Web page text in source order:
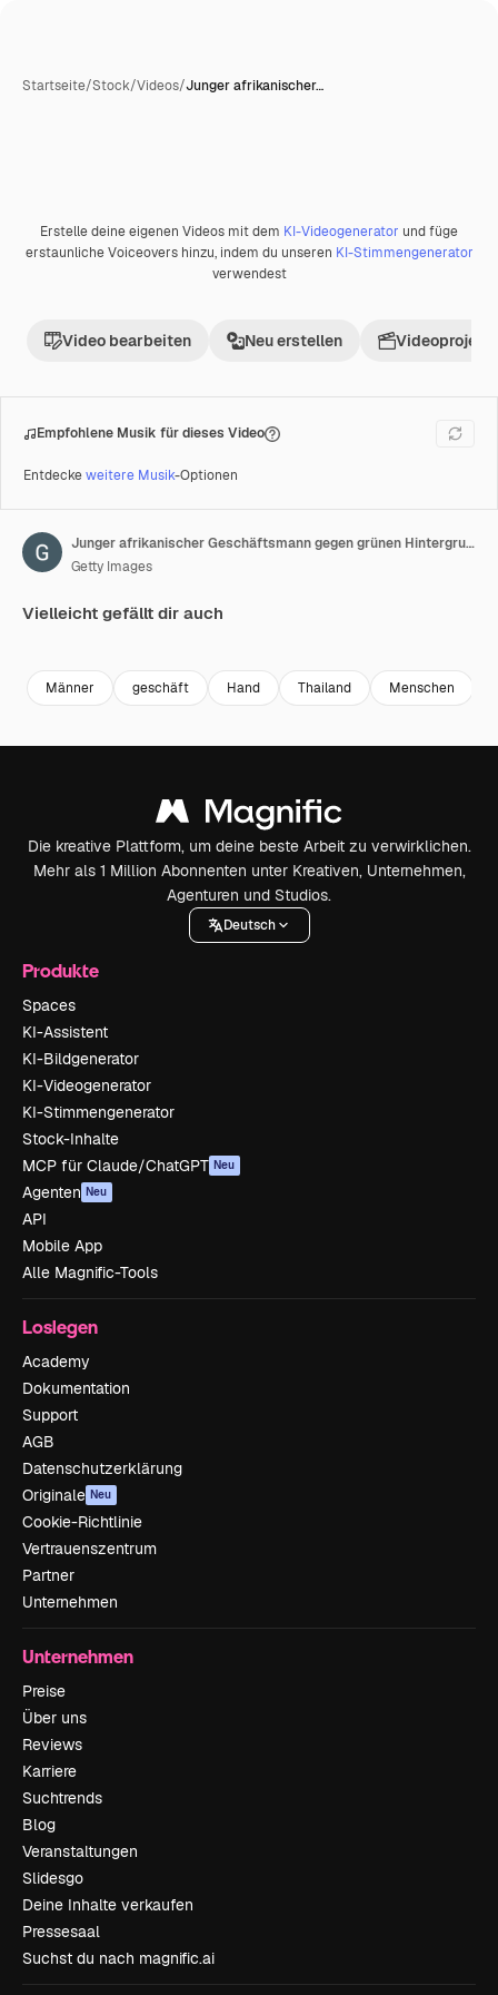
Startseite/Stock/Videos/Junger afrikanischer…
Premium
Erstelle deine eigenen Videos mit dem KI-Videogenerator und füge
erstaunliche Voiceovers hinzu, indem du unseren KI-Stimmengenerator
verwendest
Video bearbeiten Neu erstellen Videoprojekt
Empfohlene Musik für dieses Video
Entdeckeweitere Musik-Optionen
Junger afrikanischer Geschäftsmann gegen grünen Hintergrund
Getty Images
Vielleicht gefällt dir auch
Männer geschäft Hand Thailand Menschen
Die kreative Plattform, um deine beste Arbeit zu verwirklichen.
Mehr als 1 Million Abonnenten unter Kreativen, Unternehmen,
Agenturen und Studios.
Deutsch
Produkte
Spaces
KI-Assistent
KI-Bildgenerator
KI-Videogenerator
KI-Stimmengenerator
Stock-Inhalte
MCP für Claude/ChatGPT Neu
Agenten Neu
API
Mobile App
Alle Magnific-Tools
Loslegen
Academy
Dokumentation
Support
AGB
Datenschutzerklärung
Originale Neu
Cookie-Richtlinie
Vertrauenszentrum
Partner
Unternehmen
Unternehmen
Preise
Über uns
Reviews
Karriere
Suchtrends
Blog
Veranstaltungen
Slidesgo
Deine Inhalte verkaufen
Pressesaal
Suchst du nach magnific.ai